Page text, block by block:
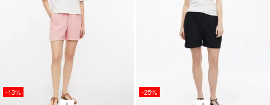
-13% -25%